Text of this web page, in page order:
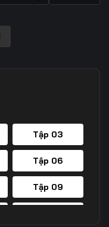
Tập 03
Tập 06
Tập 09